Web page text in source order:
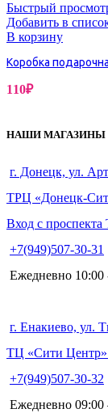
Быстрый
Добавить в
В корзину
Коробка
110₽
НАШИ МАГАЗИНЫ
г. Донецк, ул.
ТРЦ «Донецк-
Вход с проспекта
+7(949)507-30-31
Ежедневно 10:00
г. Енакиево, ул.
ТЦ «Сити Центр»
+7(949)507-30-32
Ежедневно 09:00